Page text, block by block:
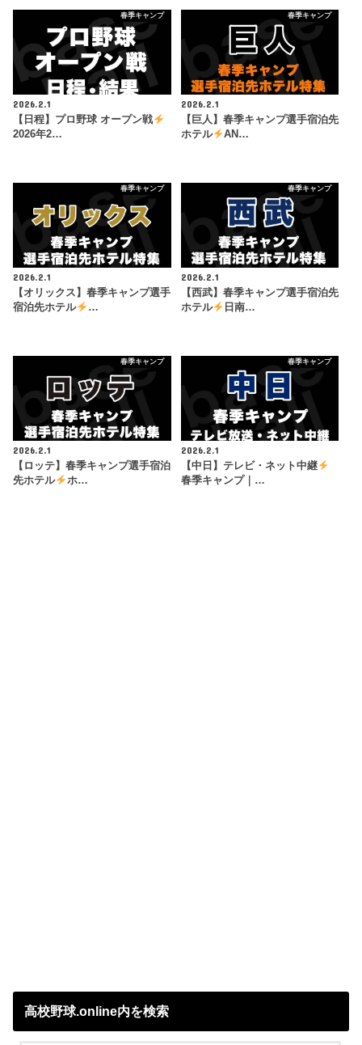
春季キャンプ
2026.2.1
【日程】プロ野球 オープン戦
2026年2…
春季キャンプ
2026.2.1
【巨人】春季キャンプ選手宿泊先
ホテル
AN…
春季キャンプ
2026.2.1
【オリックス】春季キャンプ選手
宿泊先ホテル
…
春季キャンプ
2026.2.1
【西武】春季キャンプ選手宿泊先
ホテル
日南…
春季キャンプ
2026.2.1
【ロッテ】春季キャンプ選手宿泊
先ホテル
ホ…
春季キャンプ
2026.2.1
【中日】テレビ・ネット中継
春季キャンプ｜…
高校野球.online内を検索